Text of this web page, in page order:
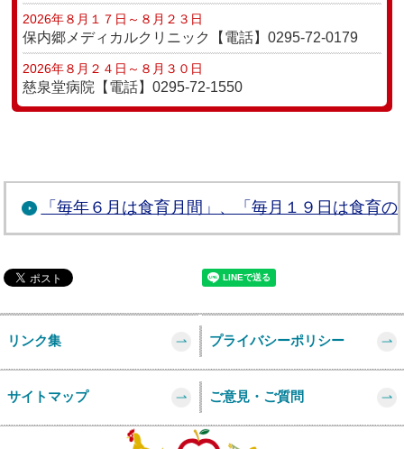
「毎年６月は食育月間」、「毎月１９日は食育
リンク集 プライバシーポリシー
サイトマップ ご意見・ご質問